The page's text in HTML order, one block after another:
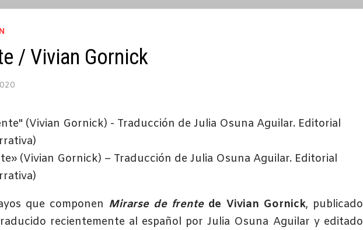
/ Vivian Gornick
(Vivian Gornick) – Traducción de Julia Osuna Aguilar. Editorial
que componen Mirarse de frentede Vivian Gornick, publicado
recientemente al español por Julia Osuna Aguilar y editado